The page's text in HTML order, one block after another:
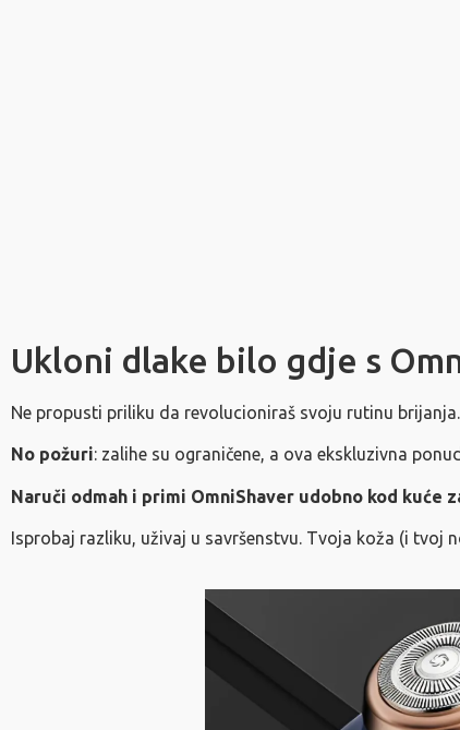
Ukloni dlake bilo gdje s
Ne propusti priliku da revolucioniraš svoju rutinu brijanja.
No požuri: zalihe su ograničene, a ova ekskluzivna
Naruči odmah i primi OmniShaver udobno kod kuće
Isprobaj razliku, uživaj u savršenstvu. Tvoja koža (i tvoj